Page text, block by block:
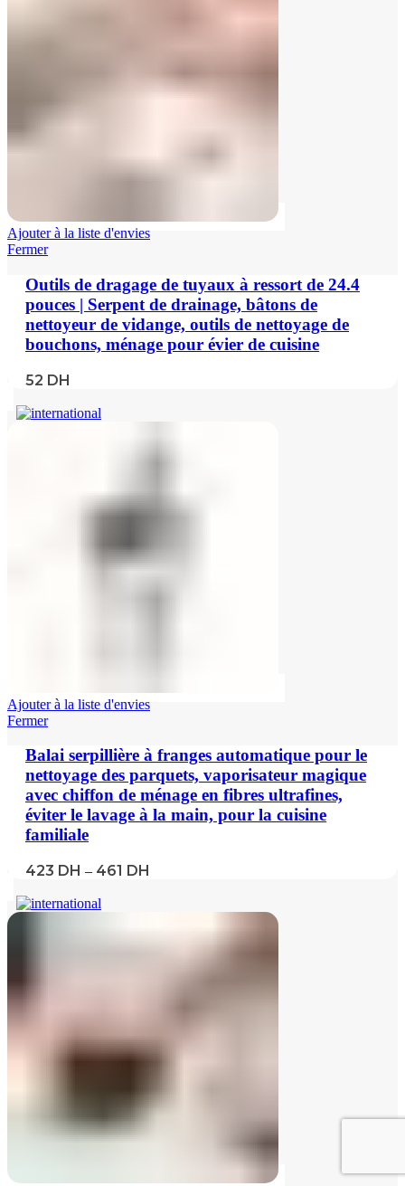
Ajouter à la liste d'envies
Fermer
Outils de dragage de tuyaux à ressort de 24.4
pouces | Serpent de drainage, bâtons de
nettoyeur de vidange, outils de nettoyage de
bouchons, ménage pour évier de cuisine
52 DH
Ajouter à la liste d'envies
Fermer
Balai serpillière à franges automatique pour le
nettoyage des parquets, vaporisateur magique
avec chiffon de ménage en fibres ultrafines,
éviter le lavage à la main, pour la cuisine
familiale
423 DH – 461 DH